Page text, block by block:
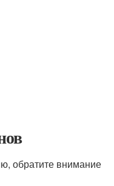
обратите внимание